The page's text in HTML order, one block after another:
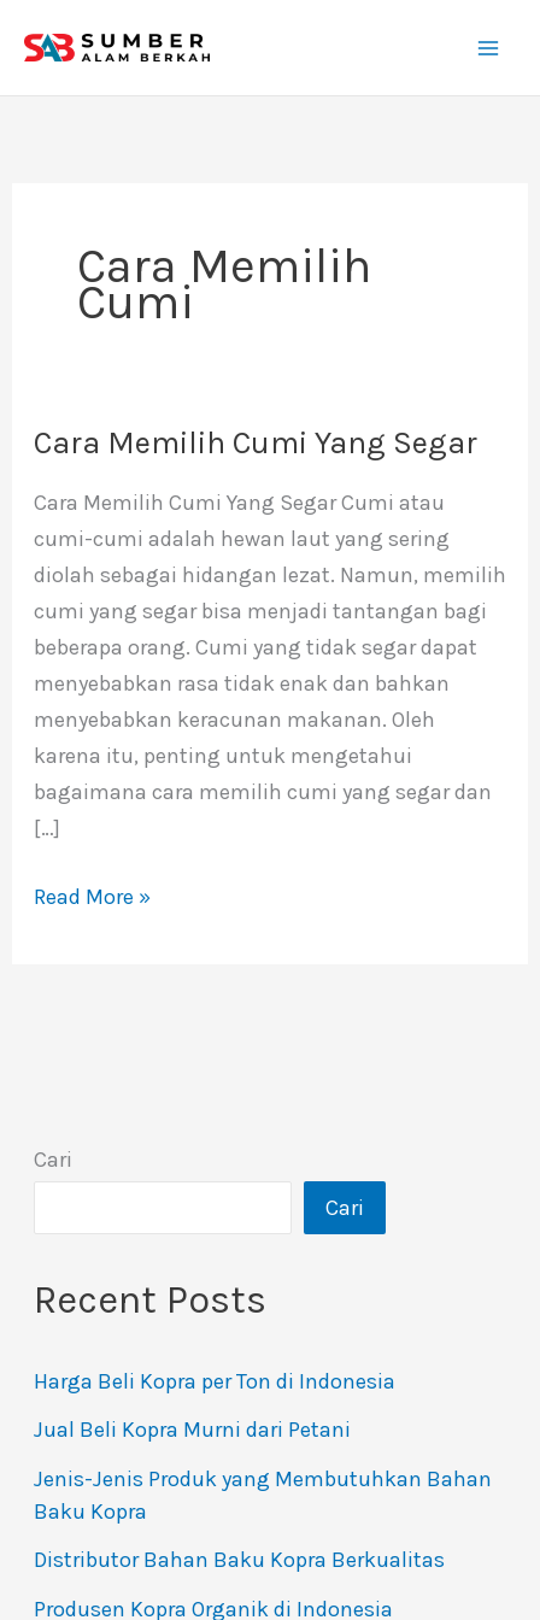
konten
Cara Memilih
Cumi
Cara Memilih Cumi Yang Segar
Cara Memilih Cumi Yang Segar Cumi atau
cumi-cumi adalah hewan laut yang sering
diolah sebagai hidangan lezat. Namun, memilih
cumi yang segar bisa menjadi tantangan bagi
beberapa orang. Cumi yang tidak segar dapat
menyebabkan rasa tidak enak dan bahkan
menyebabkan keracunan makanan. Oleh
karena itu, penting untuk mengetahui
bagaimana cara memilih cumi yang segar dan
[…]
Cara
Cumi
Yang
Segar
Read More »
Cari
Cari
Recent Posts
Harga Beli Kopra per Ton di Indonesia
Jual Beli Kopra Murni dari Petani
Jenis-Jenis Produk yang Membutuhkan Bahan
Baku Kopra
Distributor Bahan Baku Kopra Berkualitas
Produsen Kopra Organik di Indonesia